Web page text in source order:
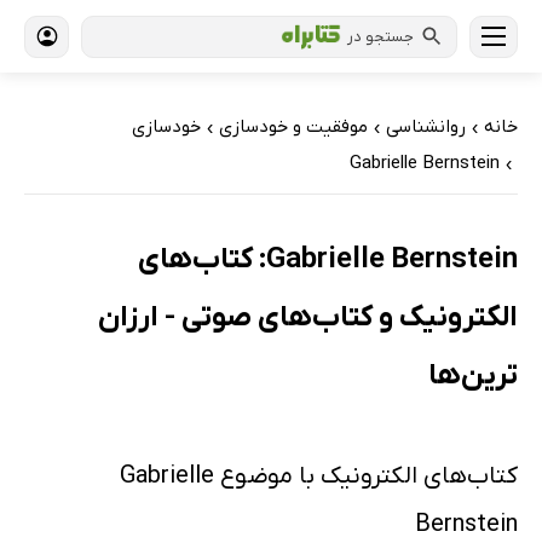
جستجو در
خانه › روانشناسی › موفقیت و خودسازی › خودسازی
›
Gabrielle Bernstein
Gabrielle Bernstein: کتاب‌های
الکترونیک و کتاب‌های صوتی - ارزان
ترین‌ها
کتاب‌های الکترونیک با موضوع Gabrielle
Bernstein